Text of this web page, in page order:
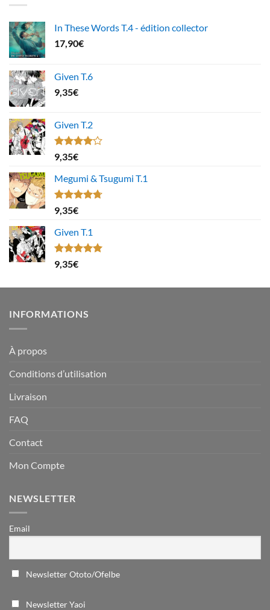
In These Words T.4 - édition collector
17,90€
Given T.6
9,35€
Given T.2
Note
4.00
5
9,35€
Megumi & Tsugumi T.1
Note4.67
sur 5
9,35€
Given T.1
Note5.00
sur 5
9,35€
INFORMATIONS
À propos
Conditions d’utilisation
Livraison
FAQ
Contact
Mon Compte
NEWSLETTER
Email
Newsletter Ototo/Ofelbe
Newsletter Yaoi